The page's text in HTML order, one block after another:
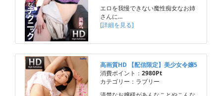
エロを我慢できない魔性痴女なお姉
さんに…
[詳細を見る]
高画質HD 【配信限定】美少女令嬢5
消費ポイント： 2980Pt
カテゴリー：ラブリー